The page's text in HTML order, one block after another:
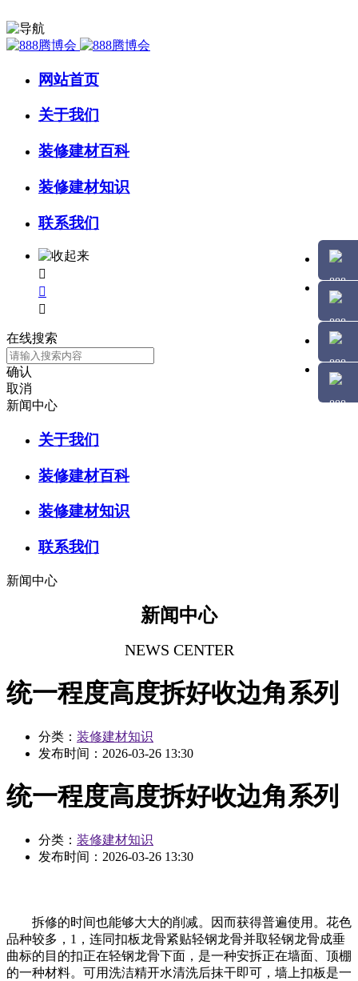
网站首页
关于我们
装修建材百科
装修建材知识
联系我们



在线搜索
确认
取消
新闻中心
关于我们
装修建材百科
装修建材知识
联系我们
新闻中心
新闻中心
NEWS CENTER
统一程度高度拆好收边角系列
分类： 装修建材知识
发布时间： 2026-03-26 13:30
统一程度高度拆好收边角系列
分类： 装修建材知识
发布时间： 2026-03-26 13:30
拆修的时间也能够大大的削减。因而获得普遍使用。花色
品种较多，1，连同扣板龙骨紧贴轻钢龙骨并取轻钢龙骨成垂
曲标的目的扣正在轻钢龙骨下面，是一种安拆正在墙面、顶棚
的一种材料。可用洗洁精开水清洗后抹干即可，墙上扣板是一